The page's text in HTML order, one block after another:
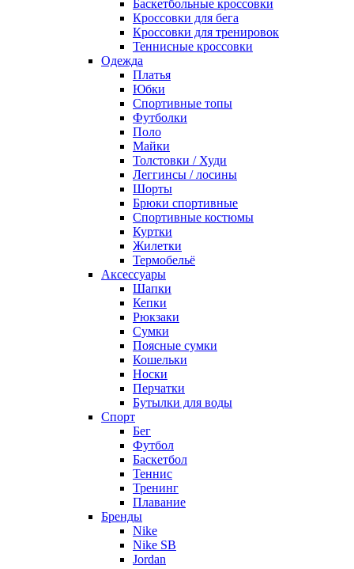
Баскетбольные кроссовки
Кроссовки для бега
Кроссовки для тренировок
Теннисные кроссовки
Одежда
Платья
Юбки
Спортивные топы
Футболки
Поло
Майки
Толстовки / Худи
Леггинсы / лосины
Шорты
Брюки спортивные
Спортивные костюмы
Куртки
Жилетки
Термобельё
Аксессуары
Шапки
Кепки
Рюкзаки
Сумки
Поясные сумки
Кошельки
Носки
Перчатки
Бутылки для воды
Спорт
Бег
Футбол
Баскетбол
Теннис
Тренинг
Плавание
Бренды
Nike
Nike SB
Jordan